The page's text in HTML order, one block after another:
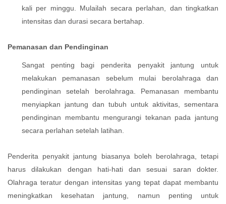
kali per minggu. Mulailah secara perlahan, dan tingkatkan
intensitas dan durasi secara bertahap.
Pemanasan dan Pendinginan
Sangat penting bagi penderita penyakit jantung untuk
melakukan pemanasan sebelum mulai berolahraga dan
pendinginan setelah berolahraga. Pemanasan membantu
menyiapkan jantung dan tubuh untuk aktivitas, sementara
pendinginan membantu mengurangi tekanan pada jantung
secara perlahan setelah latihan.
Penderita penyakit jantung biasanya boleh berolahraga, tetapi
harus dilakukan dengan hati-hati dan sesuai saran dokter.
Olahraga teratur dengan intensitas yang tepat dapat membantu
meningkatkan kesehatan jantung, namun penting untuk